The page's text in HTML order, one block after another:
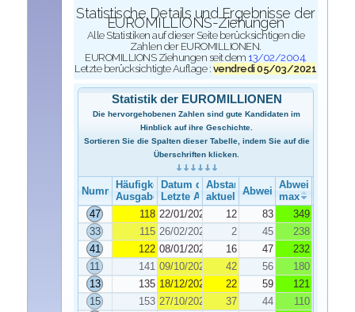
Statistische Details und Ergebnisse der
EUROMILLIONS-Ziehungen
Alle Statistiken auf dieser Seite berücksichtigen die
Zahlen der EUROMILLIONEN.
EUROMILLIONS Ziehungen seit dem 13/02/2004.
Letzte berücksichtigte Auflage : vendredi 05/03/2021
Statistik der EUROMILLIONEN
Die hervorgehobenen Zahlen sind gute Kandidaten im
Hinblick auf ihre Geschichte.
Sortieren Sie die Spalten dieser Tabelle, indem Sie auf die
Überschriften klicken.
Nummer
Häufigkeit der Ausgabe
Ausgabe
Datum der Ausgabe
Letzte Ausgabe
Abstand
aktuelleAbweichung
Abweichung
max
47
118 22/01/2021 12 83
349
33
115 26/02/2021 2 45
238
41
122 08/01/2021 16 47
232
11
141 09/10/2020 42 56
180
13
135 18/12/2020 22 59
121
15
153 27/10/2020 37 44
110